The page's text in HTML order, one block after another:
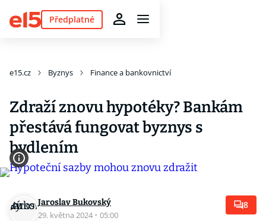
Předplatné
e15.cz Byznys Finance a bankovnictví
Zdraží znovu hypotéky? Bankám
přestává fungovat byznys s
bydlením
Jaroslav Bukovský
29. května 2024 · 05:00
8